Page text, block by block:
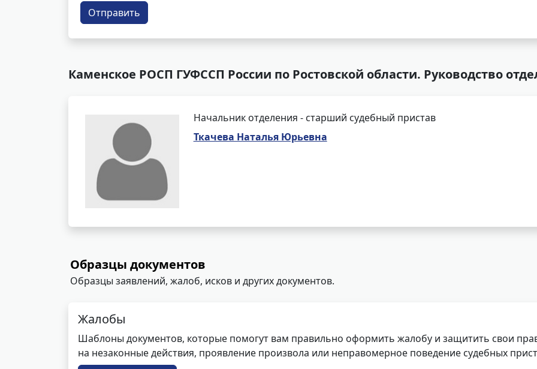
Отправить
Каменское РОСП ГУФССП России по Ростовской области. Руководство
Начальник отделения - старший судебный пристав
Ткачева Наталья Юрьевна
Образцы документов
Образцы заявлений, жалоб, исков и других документов.
Жалобы
Шаблоны документов, которые помогут вам правильно оформить жалобу и защитить свои
на незаконные действия, проявление произвола или неправомерное поведение судебных